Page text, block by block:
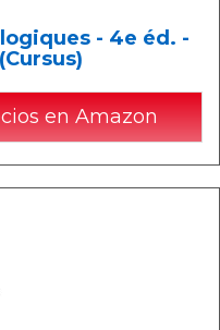
- 4e éd. -
en Amazon